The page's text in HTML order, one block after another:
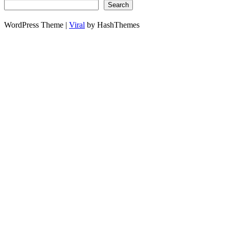
Search
WordPress Theme | Viral by HashThemes